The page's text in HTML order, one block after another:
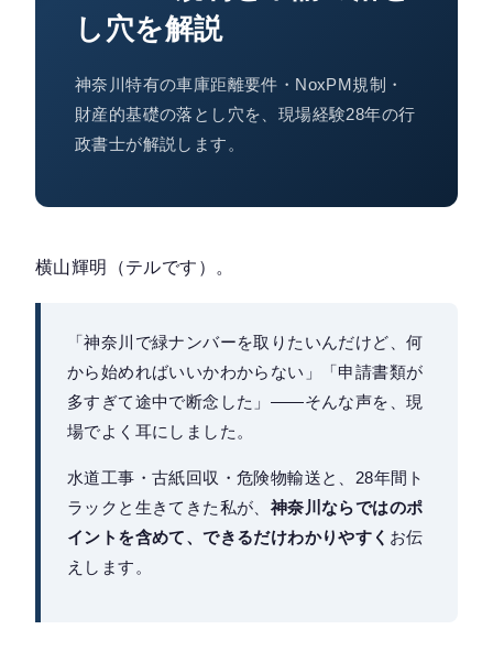
し穴を解説
神奈川特有の車庫距離要件・NoxPM規制・
財産的基礎の落とし穴を、現場経験28年の行
政書士が解説します。
横山輝明（テルです）。
「神奈川で緑ナンバーを取りたいんだけど、何
から始めればいいかわからない」「申請書類が
多すぎて途中で断念した」——そんな声を、現
場でよく耳にしました。
水道工事・古紙回収・危険物輸送と、28年間ト
ラックと生きてきた私が、 神奈川ならではのポ
イントを含めて、できるだけわかりやすく お伝
えします。